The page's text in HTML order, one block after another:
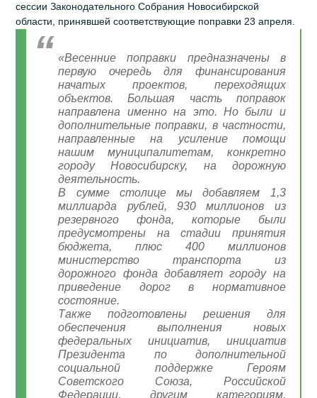
сессии Законодательного Собрания Новосибирской
области, принявшей соответствующие поправки 23 апреля.
«Весенние поправки предназначены в
первую очередь для финансирования
начатых проектов, переходящих
объектов. Большая часть поправок
направлена именно на это. Но были и
дополнительные поправки, в частности,
направленные на усиление помощи
нашим муниципалитетам, конкретно
городу Новосибирску, на дорожную
деятельность.
В сумме столице мы добавляем 1,3
миллиарда рублей, 930 миллионов из
резервного фонда, которые были
предусмотрены на стадии принятия
бюджета, плюс 400 миллионов
министерство транспорта из
дорожного фонда добавляет городу на
приведение дорог в нормативное
состояние.
Также подготовлены решения для
обеспечения выполнения новых
федеральных инициатив, инициатив
Президента по дополнительной
социальной поддержке Героям
Советского Союза, Российской
Федерации, другим категориям,